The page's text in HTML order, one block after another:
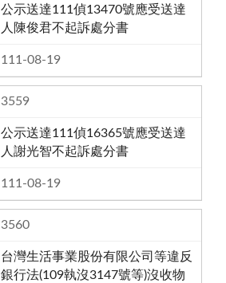
公示送達111偵13470號應受送達
人陳俊君不起訴處分書
111-08-19
3559
公示送達111偵16365號應受送達
人謝光智不起訴處分書
111-08-19
3560
台灣生活事業股份有限公司等違反
銀行法(109執沒3147號等)沒收物